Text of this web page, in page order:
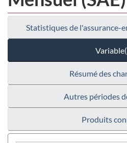
Statistiques de l'assurance-
Résumé des
Autres périodes
Produits